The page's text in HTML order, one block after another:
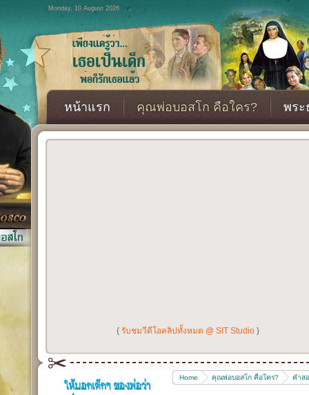
Monday, 10 August 2026
หน้าแรก คุณพ่อบอสโก คือใคร? พระ
{ รับชมวีดีโอคลิปทั้งหมด @ SIT Studio }
Home คุณพ่อบอสโก คือใคร? คำส